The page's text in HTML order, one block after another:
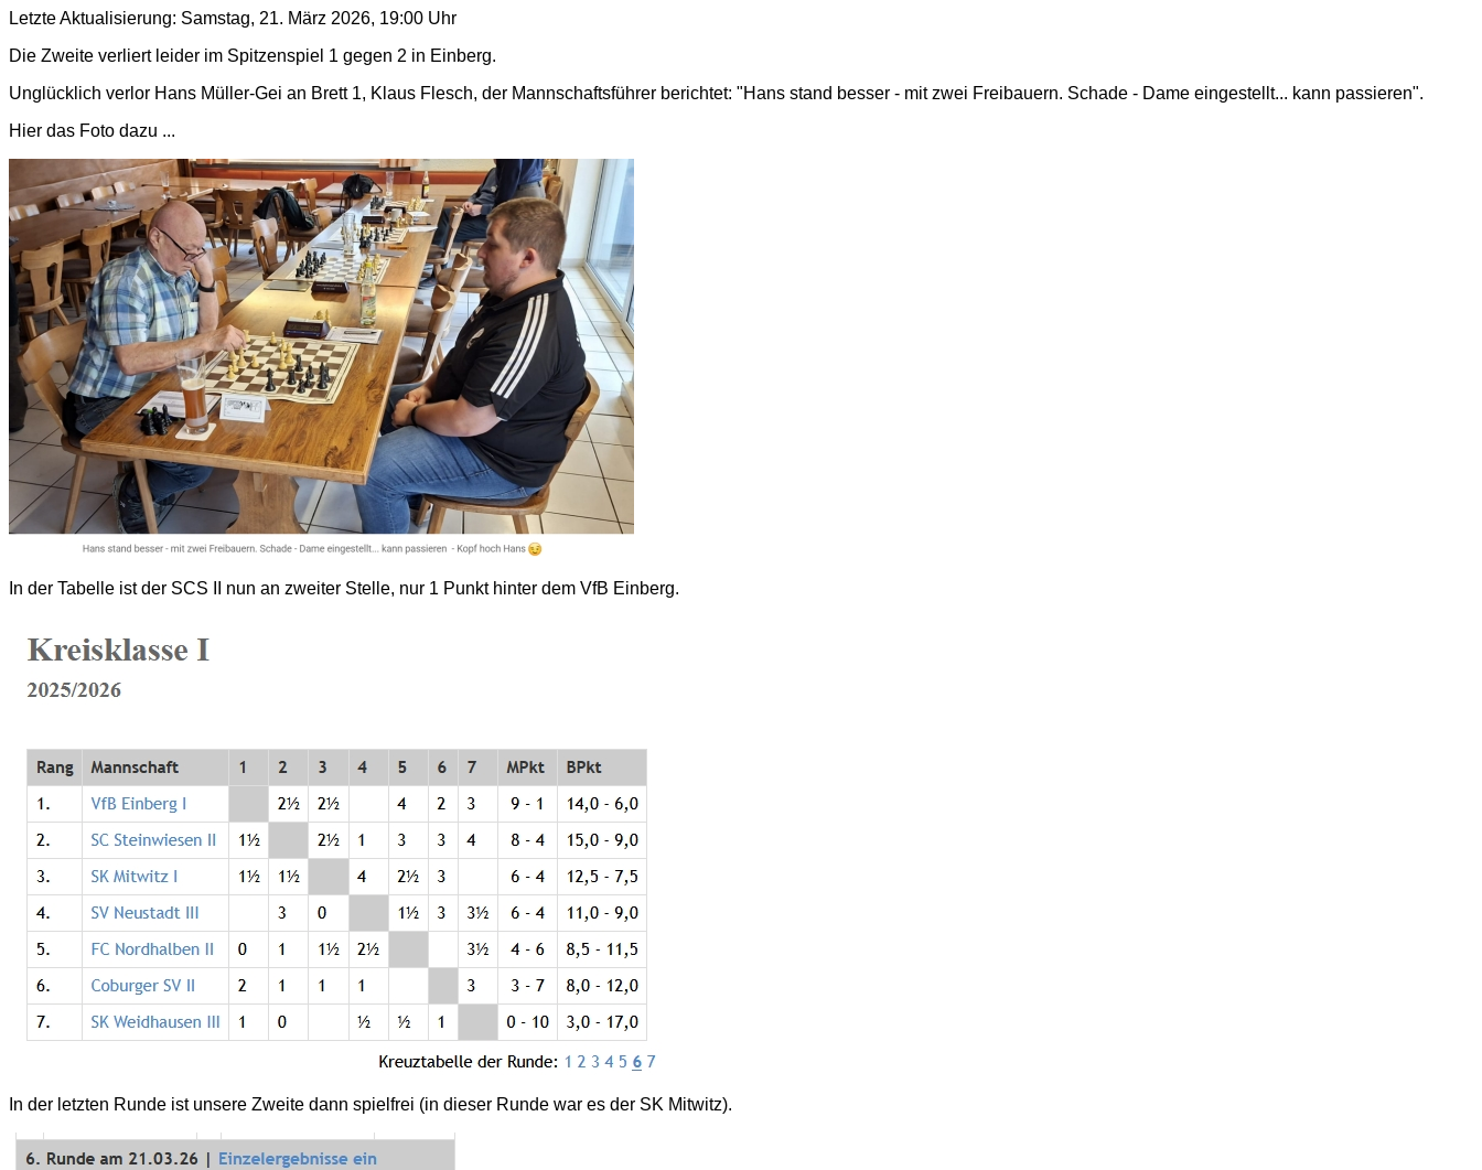
Letzte Aktualisierung: Samstag, 21. März 2026, 19:00 Uhr
Die Zweite verliert leider im Spitzenspiel 1 gegen 2 in Einberg.
Unglücklich verlor Hans Müller-Gei an Brett 1, Klaus Flesch, der Mannschaftsführer berichtet: "Hans stand besser - mit zwei Freibauern. Schade - Dame eingestellt... kann passieren".
Hier das Foto dazu ...
In der Tabelle ist der SCS II nun an zweiter Stelle, nur 1 Punkt hinter dem VfB Einberg.
In der letzten Runde ist unsere Zweite dann spielfrei (in dieser Runde war es der SK Mitwitz).